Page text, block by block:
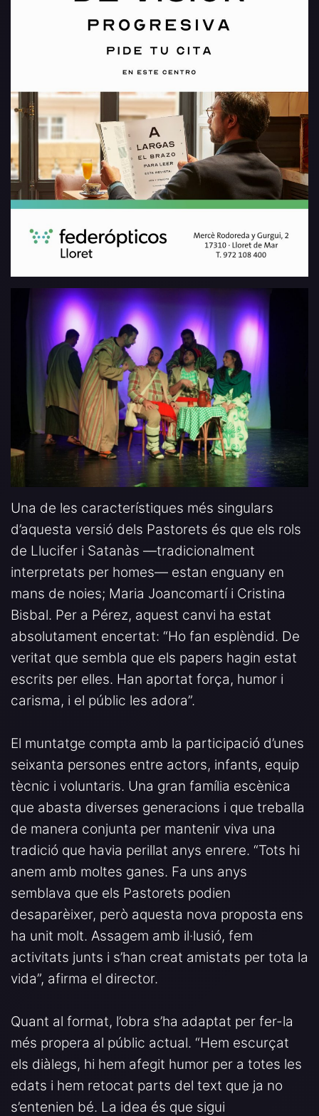
Una de les característiques més singulars
d’aquesta versió dels Pastorets és que els rols
de Llucifer i Satanàs —tradicionalment
interpretats per homes— estan enguany en
mans de noies; Maria Joancomartí i Cristina
Bisbal. Per a Pérez, aquest canvi ha estat
absolutament encertat: “Ho fan esplèndid. De
veritat que sembla que els papers hagin estat
escrits per elles. Han aportat força, humor i
carisma, i el públic les adora”.
El muntatge compta amb la participació d’unes
seixanta persones entre actors, infants, equip
tècnic i voluntaris. Una gran família escènica
que abasta diverses generacions i que treballa
de manera conjunta per mantenir viva una
tradició que havia perillat anys enrere. “Tots hi
anem amb moltes ganes. Fa uns anys
semblava que els Pastorets podien
desaparèixer, però aquesta nova proposta ens
ha unit molt. Assagem amb il·lusió, fem
activitats junts i s’han creat amistats per tota la
vida”, afirma el director.
Quant al format, l’obra s’ha adaptat per fer-la
més propera al públic actual. “Hem escurçat
els diàlegs, hi hem afegit humor per a totes les
edats i hem retocat parts del text que ja no
s’entenien bé. La idea és que sigui